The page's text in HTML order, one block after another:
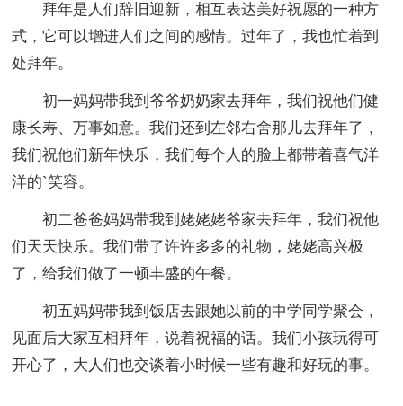
拜年是人们辞旧迎新，相互表达美好祝愿的一种方
式，它可以增进人们之间的感情。过年了，我也忙着到
处拜年。
初一妈妈带我到爷爷奶奶家去拜年，我们祝他们健
康长寿、万事如意。我们还到左邻右舍那儿去拜年了，
我们祝他们新年快乐，我们每个人的脸上都带着喜气洋
洋的`笑容。
初二爸爸妈妈带我到姥姥姥爷家去拜年，我们祝他
们天天快乐。我们带了许许多多的礼物，姥姥高兴极
了，给我们做了一顿丰盛的午餐。
初五妈妈带我到饭店去跟她以前的中学同学聚会，
见面后大家互相拜年，说着祝福的话。我们小孩玩得可
开心了，大人们也交谈着小时候一些有趣和好玩的事。